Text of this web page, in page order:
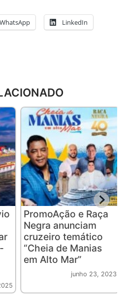
WhatsApp LinkedIn
PromoAção e Raça
Negra anunciam
cruzeiro temático
“Cheia de Manias
em Alto Mar”
junho 23, 2023